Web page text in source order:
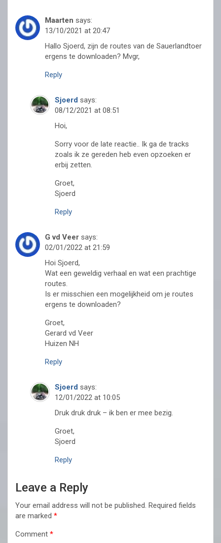
Maarten says:
13/10/2021 at 20:47
Hallo Sjoerd, zijn de routes van de Sauerlandtoer
ergens te downloaden? Mvgr,
Reply
Sjoerd says:
08/12/2021 at 08:51
Hoi,
Sorry voor de late reactie.. Ik ga de tracks
zoals ik ze gereden heb even opzoeken er
erbij zetten.
Groet,
Sjoerd
Reply
G vd Veer says:
02/01/2022 at 21:59
Hoi Sjoerd,
Wat een geweldig verhaal en wat een prachtige
routes.
Is er misschien een mogelijkheid om je routes
ergens te downloaden?
Groet,
Gerard vd Veer
Huizen NH
Reply
Sjoerd says:
12/01/2022 at 10:05
Druk druk druk – ik ben er mee bezig.
Groet,
Sjoerd
Reply
Leave a Reply
Your email address will not be published. Required fields
are marked *
Comment *